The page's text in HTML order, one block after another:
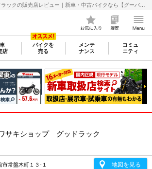
店
バイクを
売る
メンテ
ナンス
コミュ
ニティ
サキショップ グッドラック
常盤木町１３-１ 地図を見る